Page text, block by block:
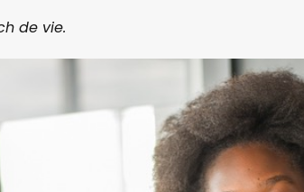
de vie.